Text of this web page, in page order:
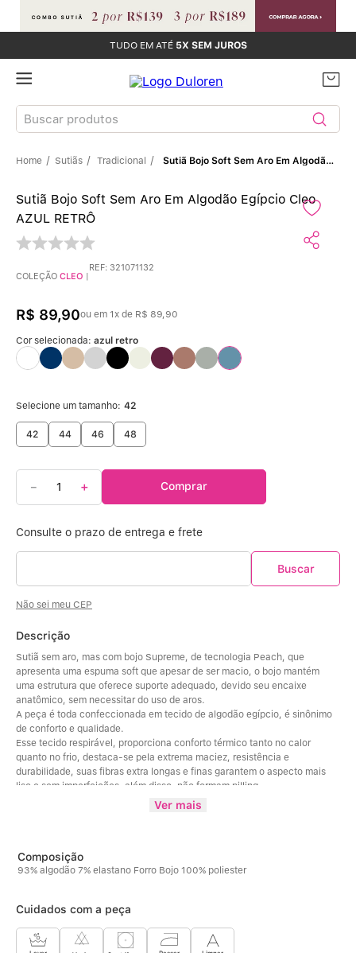
TUDO EM ATÉ 5X SEM JUROS
Buscar produtos
Sutiãs Tradicional Sutiã Bojo Soft Sem Aro Em Algodão Egípcio Cleo AZUL RETRÔ
Sutiã Bojo Soft Sem Aro Em Algodão Egípcio Cleo
AZUL RETRÔ
COLEÇÃO CLEO |
REF: 321071132
R$ 89,90ou em 1x de R$ 89,90
Cor selecionada: azul retro
Selecione um tamanho: 42
42 44 46 48
＋
－ Comprar
Não sei meu CEP
Descrição
Sutiã sem aro, mas com bojo Supreme, de tecnologia Peach, que
apresenta uma espuma soft que apesar de ser macio, o bojo mantém
uma estrutura que oferece suporte adequado, devido seu encaixe
anatômico, sem necessitar do uso de aros.
A peça é toda confeccionada em tecido de algodão egípcio, é sinônimo
de conforto e qualidade.
Esse tecido respirável, proporciona conforto térmico tanto no calor
quanto no frio, destaca-se pela extrema maciez, resistência e
durabilidade, suas fibras extra longas e finas garantem o aspecto mais
liso e sem imperfeições, além disso, não formam pilling.
Possui alças finas, que são forradas, e parte de trás com leves elásticos
Ideal para seios pequenos.
Composição cor Mescla: 49% Poliéster / 45% Algodão / 6% Elastano /
Ver mais
93% algodão 7% elastano Forro Bojo 100% poliester
Cuidados com a peça
TERMOS MAIS BUSCADOS
1º Sutiãs
2º Calcinhas
3 º Sutiã Bojo
4º Conjunto
º Calcinha Algodão
º Modal
Multifuncional
Sutiã Sustentação